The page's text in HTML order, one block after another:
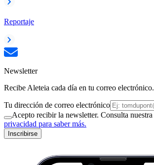
Reportaje
Newsletter
Recibe Aleteia cada día en tu correo electrónico.
Tu dirección de correo electrónico
Acepto recibir la newsletter. Consulta nuestra
privacidad para saber más.
Inscribirse